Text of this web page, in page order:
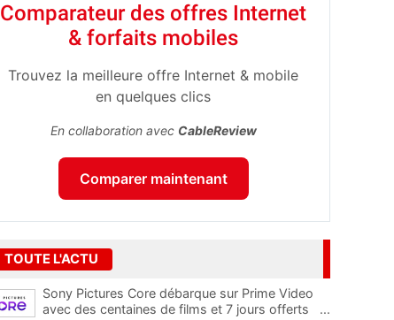
Comparateur des offres Internet
& forfaits mobiles
Trouvez la meilleure offre Internet & mobile
en quelques clics
En collaboration avec CableReview
Comparer maintenant
TOUTE L'ACTU
Sony Pictures Core débarque sur Prime Video
avec des centaines de films et 7 jours offerts
...